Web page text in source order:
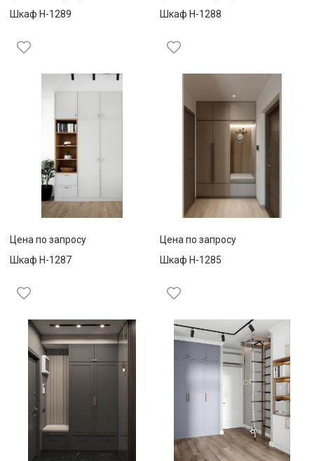
Шкаф Н-1289
Шкаф Н-1288
Цена по запросу
Шкаф Н-1287
Цена по запросу
Шкаф Н-1285